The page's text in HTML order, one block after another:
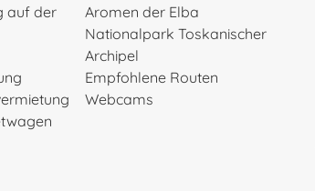
auf der
Aromen der Elba
Nationalpark Toskanischer
Archipel
Empfohlene Routen
Webcams